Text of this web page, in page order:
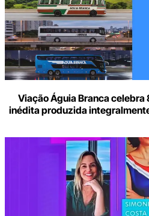
Viação Águia Branca celebra
inédita produzida